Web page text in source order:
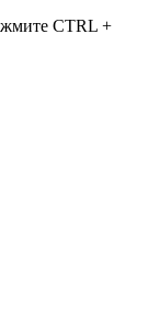
CTRL +